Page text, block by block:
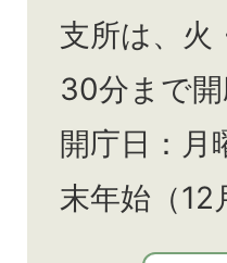
支所は、火
30分まで開
開庁日：月
末年始（12